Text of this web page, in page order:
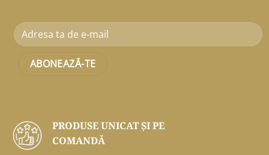
PRODUSE UNICAT ŞI PE
COMANDĂ